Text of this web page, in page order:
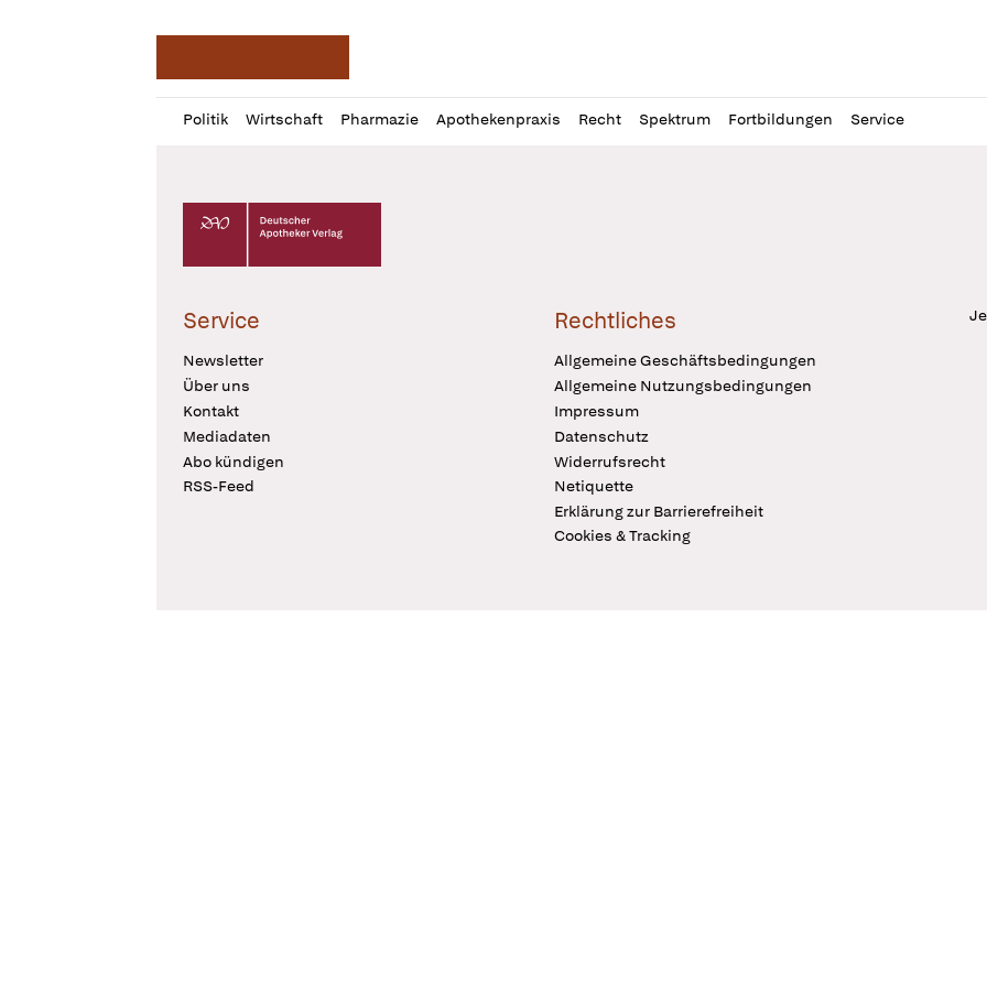
Politik Wirtschaft Pharmazie Apothekenpraxis Recht Spektrum Fortbildungen Service
Profil
öffnen
Daz
Pur
Deutscher Apotheker Verlag Logo
Service
Newsletter
Über uns
Kontakt
Mediadaten
Abo kündigen
RSS-Feed
Rechtliches
Allgemeine Geschäftsbedingungen
Allgemeine Nutzungsbedingungen
Impressum
Datenschutz
Widerrufsrecht
Netiquette
Erklärung zur Barrierefreiheit
Cookies & Tracking